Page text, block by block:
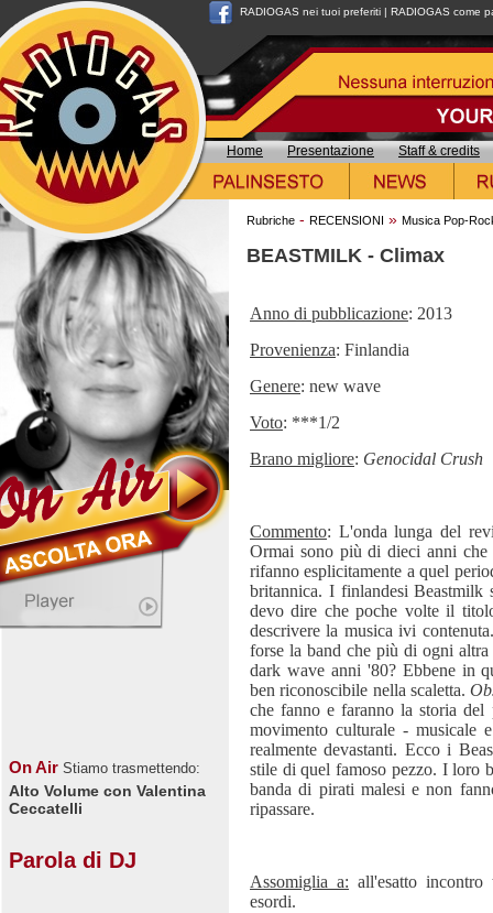
RADIOGAS nei tuoi preferiti | RADIOGAS come
Home Presentazione Staff & credits
On Air Stiamo trasmettendo:
Alto Volume con Valentina
Ceccatelli
Parola di DJ
Rubriche - RECENSIONI » Musica Pop-
BEASTMILK - Climax
Anno di pubblicazione: 2013
Provenienza: Finlandia
Genere: new wave
Voto: ***1/2
Brano migliore: Genocidal Crush
Commento: L'onda lunga del
Ormai sono più di dieci anni che
rifanno esplicitamente a quel
britannica. I finlandesi
devo dire che poche volte il
descrivere la musica ivi
forse la band che più di ogni
dark wave anni '80? Ebbene in
ben riconoscibile nella scaletta.
che fanno e faranno la storia
movimento culturale - musicale
realmente devastanti. Ecco i
stile di quel famoso pezzo. I loro
banda di pirati malesi e non
ripassare.
Assomiglia a: all'esatto
esordi.